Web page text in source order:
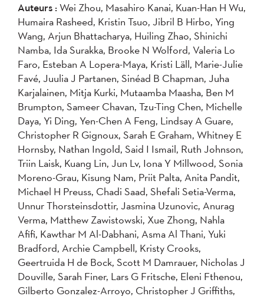
2004
Appliquer
Auteurs :Wei Zhou, Masahiro Kanai, Kuan-Han H Wu,
Humaira Rasheed, Kristin Tsuo, Jibril B Hirbo, Ying
Wang, Arjun Bhattacharya, Huiling Zhao, Shinichi
Namba, Ida Surakka, Brooke N Wolford, Valeria Lo
Faro, Esteban A Lopera-Maya, Kristi Läll, Marie-Julie
Favé, Juulia J Partanen, Sinéad B Chapman, Juha
Karjalainen, Mitja Kurki, Mutaamba Maasha, Ben M
Brumpton, Sameer Chavan, Tzu-Ting Chen, Michelle
Daya, Yi Ding, Yen-Chen A Feng, Lindsay A Guare,
Christopher R Gignoux, Sarah E Graham, Whitney E
Hornsby, Nathan Ingold, Said I Ismail, Ruth Johnson,
Triin Laisk, Kuang Lin, Jun Lv, Iona Y Millwood, Sonia
Moreno-Grau, Kisung Nam, Priit Palta, Anita Pandit,
Michael H Preuss, Chadi Saad, Shefali Setia-Verma,
Unnur Thorsteinsdottir, Jasmina Uzunovic, Anurag
Verma, Matthew Zawistowski, Xue Zhong, Nahla
Afifi, Kawthar M Al-Dabhani, Asma Al Thani, Yuki
Bradford, Archie Campbell, Kristy Crooks,
Geertruida H de Bock, Scott M Damrauer, Nicholas J
Douville, Sarah Finer, Lars G Fritsche, Eleni Fthenou,
Gilberto Gonzalez-Arroyo, Christopher J Griffiths,